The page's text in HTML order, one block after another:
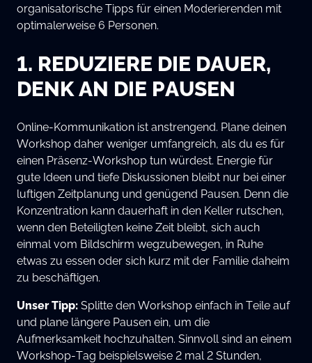
organisatorische Tipps für einen Moderierenden mit
optimalerweise 6 Personen.
1. REDUZIERE DIE DAUER,
DENK AN DIE PAUSEN
Online-Kommunikation ist anstrengend. Plane deinen
Workshop daher weniger umfangreich, als du es für
einen Präsenz-Workshop tun würdest. Energie für
gute Ideen und tiefe Diskussionen bleibt nur bei einer
luftigen Zeitplanung und genügend Pausen. Denn die
Konzentration kann dauerhaft in den Keller rutschen,
wenn den Beteiligten keine Zeit bleibt, sich auch
einmal vom Bildschirm wegzubewegen, in Ruhe
etwas zu essen oder sich kurz mit der Familie daheim
zu beschäftigen.
Unser Tipp: Splitte den Workshop einfach in Teile auf
und plane längere Pausen ein, um die
Aufmerksamkeit hochzuhalten. Sinnvoll sind an einem
Workshop-Tag beispielsweise 2 mal 2 Stunden,